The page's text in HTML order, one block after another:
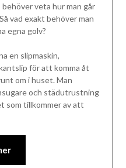
veta hur man går
vad exakt behöver man
egna golv?
en slipmaskin,
för att komma åt
om i huset. Man
och städutrustning
som tillkommer av att